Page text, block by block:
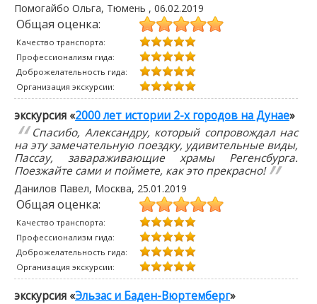
Помогайбо Ольга, Тюмень , 06.02.2019
Общая оценка:
Качество транспорта:
Профессионализм гида:
Доброжелательность гида:
Организация экскурсии:
экскурсия «2000 лет истории 2-х городов на Дунае»
Спасибо, Александру, который сопровождал нас
на эту замечательную поездку, удивительные виды,
Пассау, завараживающие храмы Регенсбурга.
Поезжайте сами и поймете, как это прекрасно!
Данилов Павел, Москва, 25.01.2019
Общая оценка:
Качество транспорта:
Профессионализм гида:
Доброжелательность гида:
Организация экскурсии:
экскурсия «Эльзас и Баден-Вюртемберг»